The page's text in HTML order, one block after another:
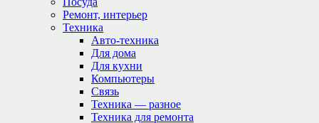
Ремонт, интерьер
Техника
Авто-техника
Для дома
Для кухни
Компьютеры
Связь
Техника — разное
Техника для ремонта